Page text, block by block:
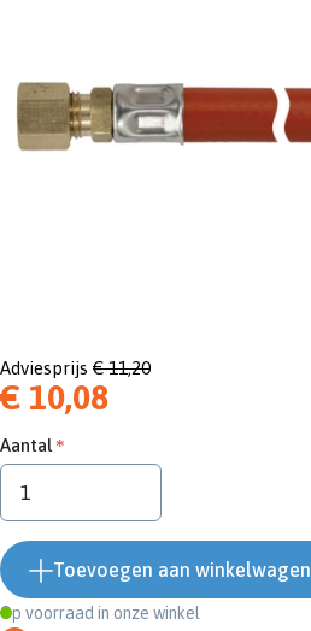
Adviesprijs € 11,20
€ 10,08
Aantal
Toevoegen aan winkelwagen
Op voorraad in onze winkel